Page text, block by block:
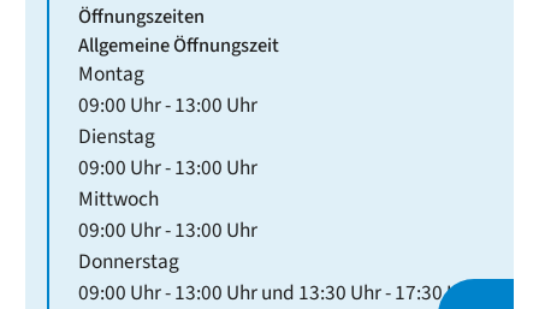
Öffnungszeiten
Allgemeine Öffnungszeit
Montag
09:00 Uhr-13:00 Uhr
Dienstag
09:00 Uhr-13:00 Uhr
Mittwoch
09:00 Uhr-13:00 Uhr
Donnerstag
09:00 Uhr-13:00 Uhrund 13:30 Uhr-17:30 Uhr